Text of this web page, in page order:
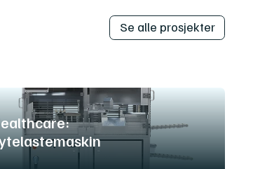
Se alle prosjekter